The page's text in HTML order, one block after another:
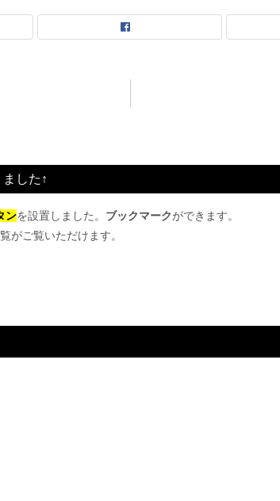
した↑
ンを設置しました。 ブックマークができます。
がご覧いただけます。